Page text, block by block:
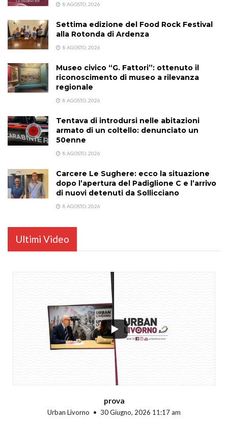
8 AGOSTO, 2026
Settima edizione del Food Rock Festival
alla Rotonda di Ardenza
8 AGOSTO, 2026
Museo civico “G. Fattori”: ottenuto il
riconoscimento di museo a rilevanza
regionale
8 AGOSTO, 2026
Tentava di introdursi nelle abitazioni
armato di un coltello: denunciato un
50enne
8 AGOSTO, 2026
Carcere Le Sughere: ecco la situazione
dopo l’apertura del Padiglione C e l’arrivo
di nuovi detenuti da Sollicciano
8 AGOSTO, 2026
Ultimi Video
prova
Urban Livorno 30 Giugno, 2026 11:17 am